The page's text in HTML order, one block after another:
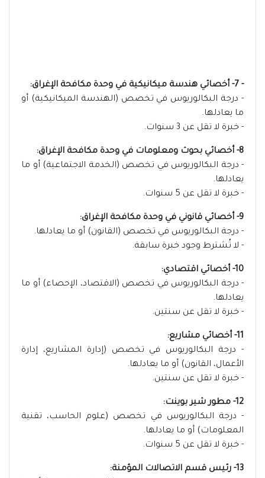
- 7- أخصائي هندسة ميكانيكية في وحدة مكافحة الإغراق:
- درجة البكالوريوس في تخصص (الهندسة الميكانيكية) أو
ما يعادلها.
- خبرة لا تقل عن 3 سنوات.
8- أخصائي بحوث ومعلومات في وحدة مكافحة الإغراق:
- درجة البكالوريوس في تخصص (الخدمة الاجتماعية) أو ما
يعادلها.
- خبرة لا تقل عن 5 سنوات.
9- أخصائي قانوني في وحدة مكافحة الإغراق:
- درجة البكالوريوس في تخصص (القانون) أو ما يعادلها.
- لا تُشترط وجود خبرة سابقة.
10- أخصائي اقتصادي:
- درجة البكالوريوس في تخصص (الاقتصاد، الإحصاء) أو ما
يعادلها.
- خبرة لا تقل عن سنتين.
11- أخصائي مشاريع:
- درجة البكالوريوس في تخصص (إدارة المشاريع، إدارة
الأعمال، القانون) أو ما يعادلها.
- خبرة لا تقل عن سنتين.
12- مطور شير بوينت:
- درجة البكالوريوس في تخصص (علوم الحاسب، تقنية
المعلومات) أو ما يعادلها.
- خبرة لا تقل عن 5 سنوات.
13- رئيس قسم الاتصالات المؤمنة: